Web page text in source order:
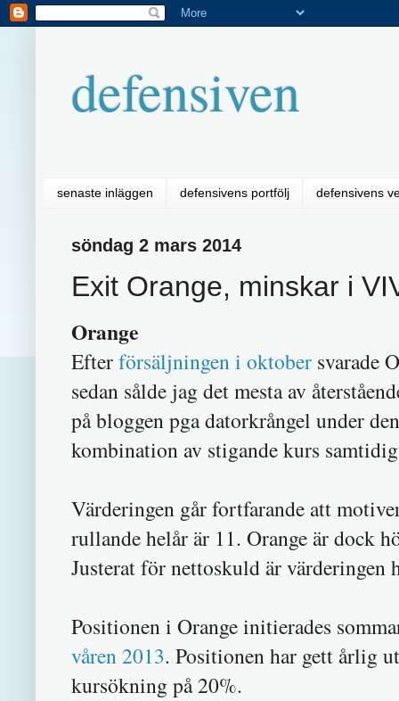
defensiven
senaste inläggen defensivens portfölj defensivens
söndag 2 mars 2014
Exit Orange, minskar i
Orange
Efterförsäljningen i oktober svarade
sedan sålde jag det mesta av
på bloggen pga datorkrångel under
kombination av stigande kurs
Värderingen går fortfarande att
rullande helår är 11. Orange är dock
Justerat för nettoskuld är värderingen
Positionen i Orange initierades
våren 2013. Positionen har gett årlig
kursökning på 20%.